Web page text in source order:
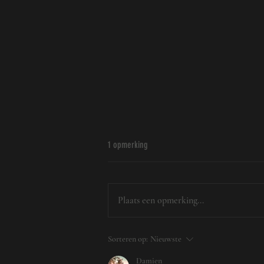
Kippen Tegen Slakken: Beste Rassen voor
natuurlijke bestrijding
1 opmerking
Plaats een opmerking...
Sorteren op: Nieuwste
Damien